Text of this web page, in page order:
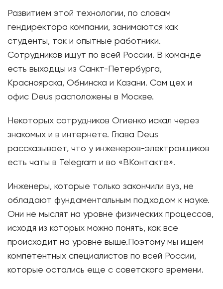
Развитием этой технологии, по словам
гендиректора компании, занимаются как
студенты, так и опытные работники.
Сотрудников ищут по всей России. В команде
есть выходцы из Санкт-Петербурга,
Красноярска, Обнинска и Казани. Сам цех и
офис Deus расположены в Москве.
Некоторых сотрудников Огиенко искал через
знакомых и в интернете. Глава Deus
рассказывает, что у инженеров-электронщиков
есть чаты в Telegram и во «ВКонтакте».
Инженеры, которые только закончили вуз, не
обладают фундаментальным подходом к науке.
Они не мыслят на уровне физических процессов,
исходя из которых можно понять, как все
происходит на уровне выше.Поэтому мы ищем
компетентных специалистов по всей России,
которые остались еще с советского времени.